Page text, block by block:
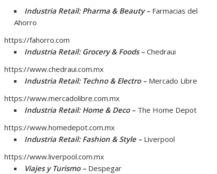
Industria Retail: Pharma & Beauty – Farmacias del
Ahorro
https://fahorro.com
Industria Retail: Grocery & Foods –Chedraui
https://www.chedraui.com.mx
Industria Retail: Techno & Electro – Mercado Libre
https://www.mercadolibre.com.mx
Industria Retail: Home & Deco – The Home Depot
https://www.homedepot.com.mx
Industria Retail: Fashion & Style – Liverpool
https://www.liverpool.com.mx
Viajes y Turismo – Despegar